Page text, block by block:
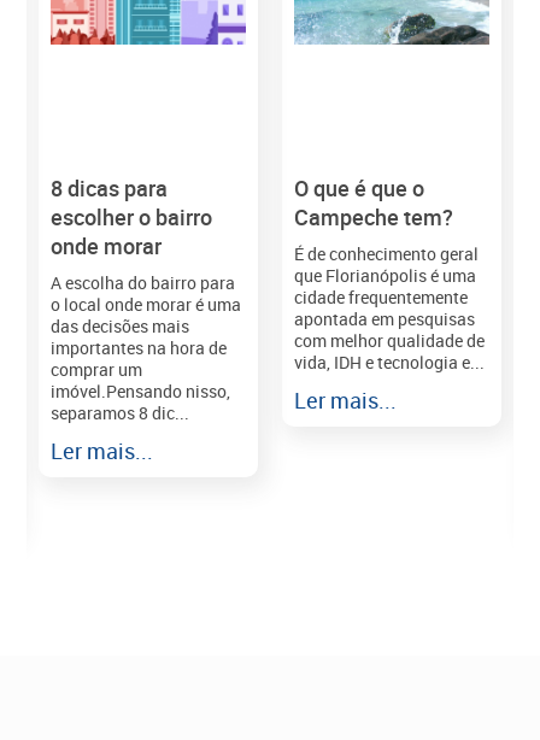
8 dicas para
escolher o bairro
onde morar
A escolha do bairro para
o local onde morar é uma
das decisões mais
importantes na hora de
comprar um
imóvel.Pensando nisso,
separamos 8 dic...
Ler mais...
O que é que o
Campeche tem?
É de conhecimento geral
que Florianópolis é uma
cidade frequentemente
apontada em pesquisas
com melhor qualidade de
vida, IDH e tecnologia e...
Ler mais...